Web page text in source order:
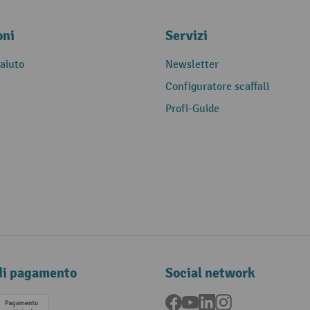
Servizi
Newsletter
Configuratore scaffali
Profi-Guide
pagamento Social network
Facebook
YouTubeLinkedInInstagram